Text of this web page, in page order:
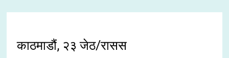
काठमाडौं, २३ जेठ/रासस